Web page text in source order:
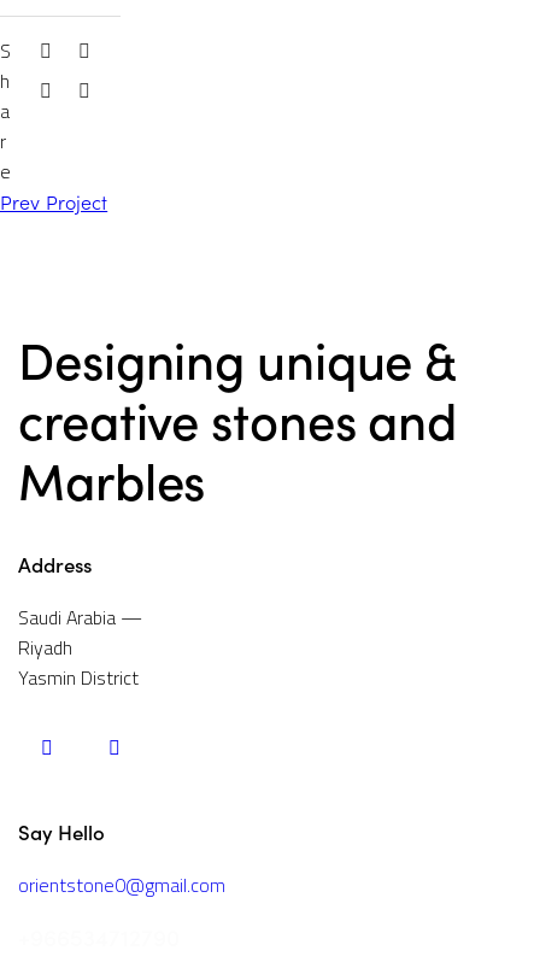
S
h
a
r
e
Prev Project
Designing unique &
creative stones and
Marbles
Address
Saudi Arabia —
Riyadh
Yasmin District
Say Hello
orientstone0@gmail.com